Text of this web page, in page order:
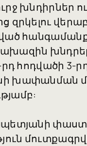
խնդիրներ
զրկելու
րդ հոդվածի
խափանման